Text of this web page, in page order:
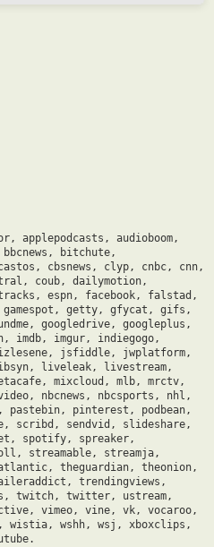
applepodcasts, audioboom,
bbcnews, bitchute,
cbsnews, clyp, cnbc, cnn,
coub, dailymotion,
espn, facebook, falstad,
getty, gfycat, gifs,
googledrive, googleplus,
imdb, imgur, indiegogo,
jsfiddle, jwplatform,
liveleak, livestream,
mixcloud, mlb, mrctv,
nbcnews, nbcsports, nhl,
pastebin, pinterest, podbean,
scribd, sendvid, slideshare,
spotify, spreaker,
streamable, streamja,
theguardian, theonion,
trendingviews,
twitch, twitter, ustream,
vimeo, vine, vk, vocaroo,
wistia, wshh, wsj, xboxclips,